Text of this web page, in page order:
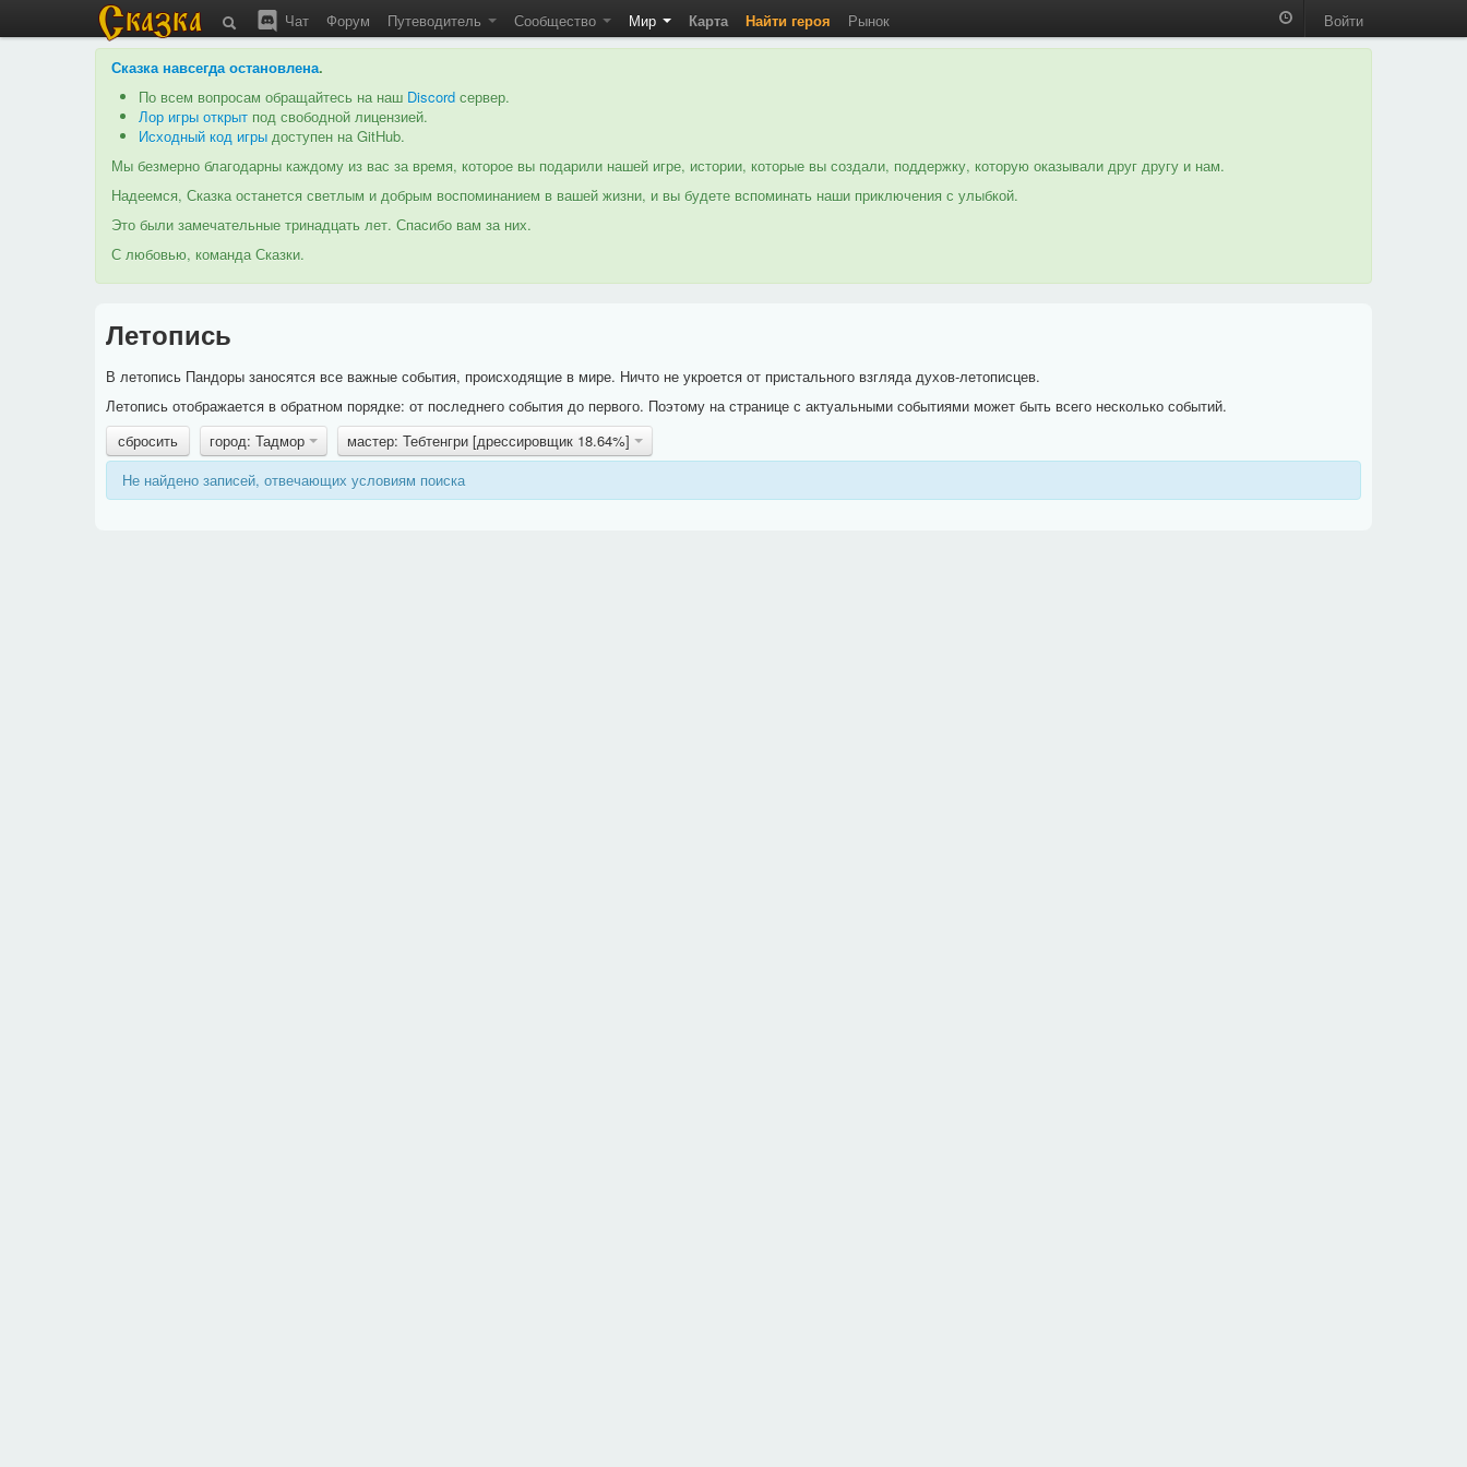
Чат Форум Путеводитель Сообщество Мир Карта Найти героя Рынок Войти
Сказка навсегда остановлена.
По всем вопросам обращайтесь на наш Discord сервер.
Лор игры открыт под свободной лицензией.
Исходный код игры доступен на GitHub.
Мы безмерно благодарны каждому из вас за время, которое вы подарили нашей игре, истории, которые вы создали, поддержку, которую оказывали друг другу и нам.
Надеемся, Сказка останется светлым и добрым воспоминанием в вашей жизни, и вы будете вспоминать наши приключения с улыбкой.
Это были замечательные тринадцать лет. Спасибо вам за них.
С любовью, команда Сказки.
Летопись
В летопись Пандоры заносятся все важные события, происходящие в мире. Ничто не укроется от пристального взгляда духов-летописцев.
Летопись отображается в обратном порядке: от последнего события до первого. Поэтому на странице с актуальными событиями может быть всего несколько событий.
сбросить
город: Тадмор
мастер: Тебтенгри [дрессировщик 18.64%]
Не найдено записей, отвечающих условиям поиска